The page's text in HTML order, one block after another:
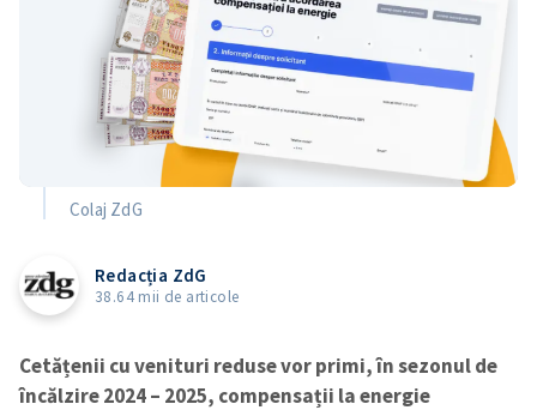
Colaj ZdG
Redacția ZdG
38.64 mii de articole
Cetățenii cu venituri reduse vor primi, în sezonul de
încălzire 2024 – 2025, compensații la energie